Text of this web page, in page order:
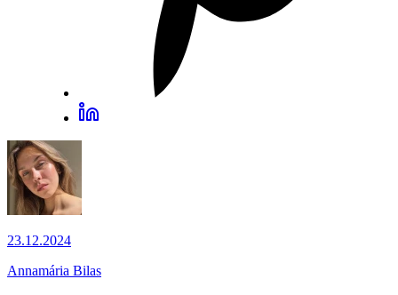
23.12.2024
Annamária Bilas